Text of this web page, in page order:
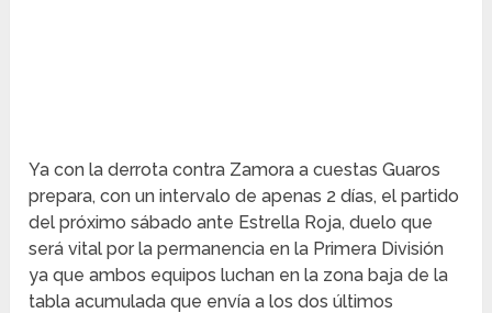
Ya con la derrota contra Zamora a cuestas Guaros
prepara, con un intervalo de apenas 2 días, el partido
del próximo sábado ante Estrella Roja, duelo que
será vital por la permanencia en la Primera División
ya que ambos equipos luchan en la zona baja de la
tabla acumulada que envía a los dos últimos